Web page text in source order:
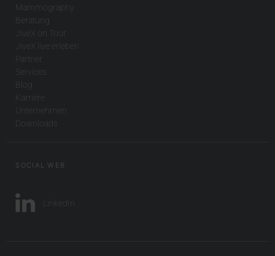
Mammography
Beratung
JiveX on Tour
JiveX live erleben
Partner
Services
Blog
Karriere
Unternehmen
Downloads
SOCIAL WEB
LinkedIn